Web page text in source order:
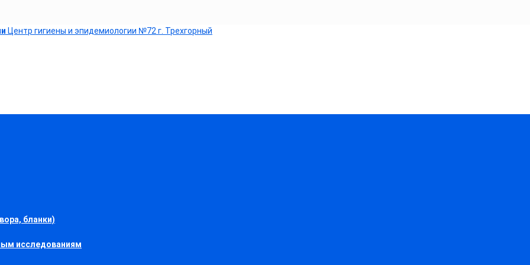
Центр гигиены и эпидемиологии №72 г. Трехгорный
бланки)
исследованиям